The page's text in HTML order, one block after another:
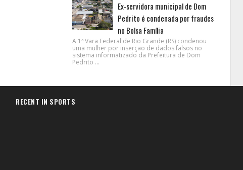
Ex-servidora municipal de Dom
Pedrito é condenada por fraudes
no Bolsa Família
A 1ª Vara Federal de Rio Grande (RS) condenou
uma mulher por inserção de dados falsos no
sistema informatizado da Prefeitura de Dom
Pedrito ...
RECENT IN SPORTS